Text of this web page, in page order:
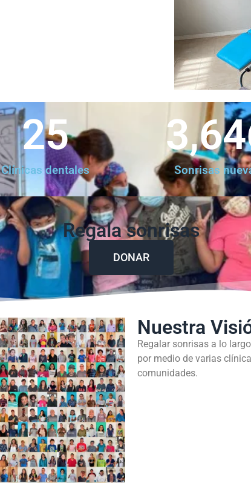
Clínicas dentales
25
Sonrisas
Regala sonrisas
DONAR
Nuestra
Regalar sonrisas a lo
por medio de varias
comunidades.